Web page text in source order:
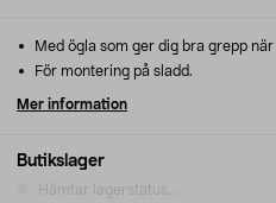
Butikslager
Hämtar lagerstatus...
Med ögla som ger dig bra grepp
För montering på sladd.
Mer information